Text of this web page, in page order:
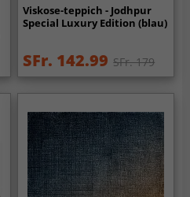
Viskose-teppich - Jodhpur
Special Luxury Edition (blau)
SFr. 142.99 SFr. 179